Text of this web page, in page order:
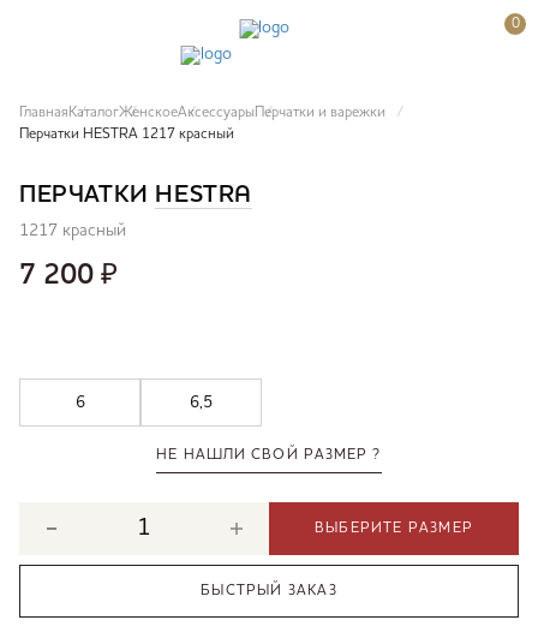
0
Главная КаталогЖенскоеАксессуары Перчатки и варежки
Перчатки HESTRA 1217 красный
ПЕРЧАТКИ HESTRA
1217 красный
7 200 ₽
НЕ НАШЛИ СВОЙ РАЗМЕР ?
6 6,5
ВЫБЕРИТЕ РАЗМЕР
БЫСТРЫЙ ЗАКАЗ